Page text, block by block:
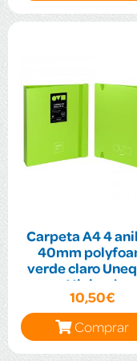
Carpeta A4 4
40mm
verde claro
Minimal
10,50€
Comprar